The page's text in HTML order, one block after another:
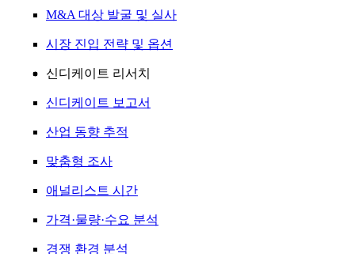
M&A 대상 발굴 및 실사
시장 진입 전략 및 옵션
신디케이트 리서치
신디케이트 보고서
산업 동향 추적
맞춤형 조사
애널리스트 시간
가격·물량·수요 분석
경쟁 환경 분석